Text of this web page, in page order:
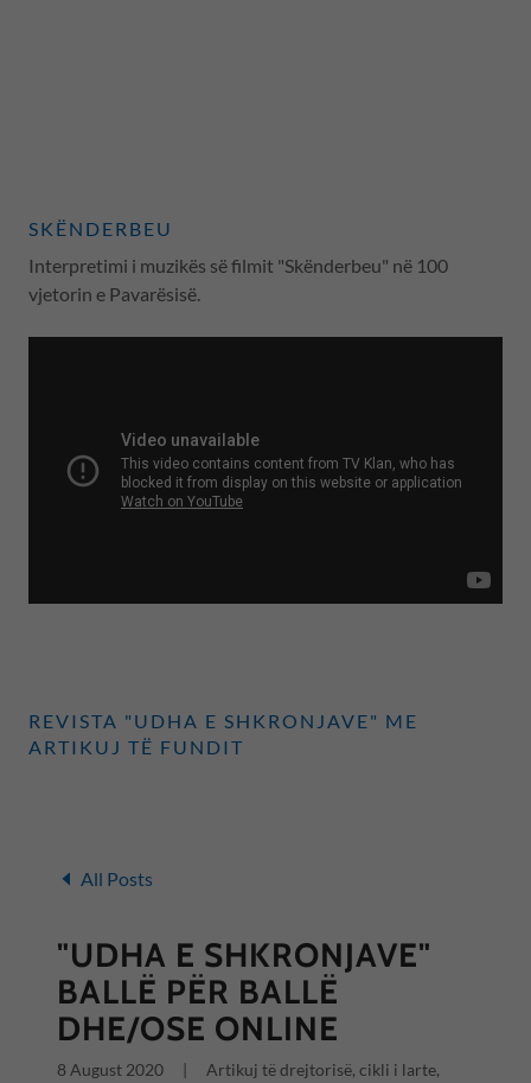
SKËNDERBEU
Interpretimi i muzikës së filmit "Skënderbeu" në 100
vjetorin e Pavarësisë.
REVISTA "UDHA E SHKRONJAVE" ME
ARTIKUJ TË FUNDIT
All Posts
"UDHA E SHKRONJAVE"
BALLË PËR BALLË
DHE/OSE ONLINE
8 August 2020 |
Artikuj të drejtorisë, cikli i larte,